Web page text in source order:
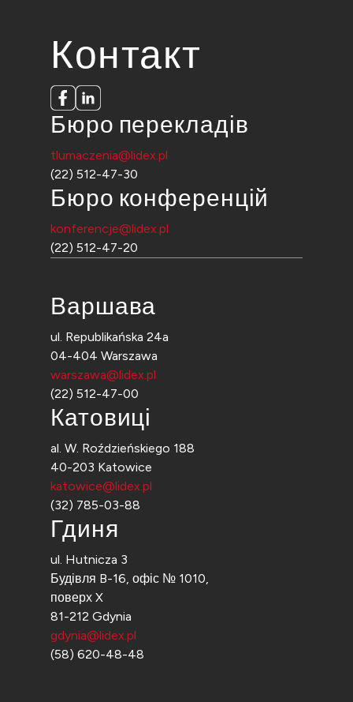
Контакт
Бюро перекладів
tlumaczenia@lidex.pl
(22) 512-47-30
Бюро конференцій
konferencje@lidex.pl
(22) 512-47-20
Варшава
ul. Republikańska 24a
04-404 Warszawa
warszawa@lidex.pl
(22) 512-47-00
Катовиці
al. W. Roździeńskiego 188
40-203 Katowice
katowice@lidex.pl
(32) 785-03-88
Гдиня
ul. Hutnicza 3
Будівля B-16, офіс № 1010,
поверх X
81-212 Gdynia
gdynia@lidex.pl
(58) 620-48-48